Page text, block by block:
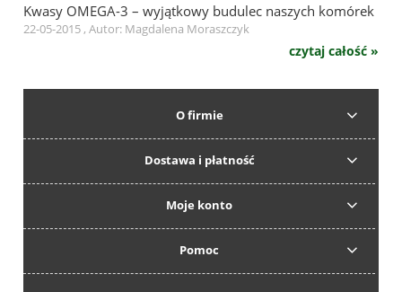
Kwasy OMEGA-3 – wyjątkowy budulec naszych komórek
22-05-2015 , Autor: Magdalena Moraszczyk
czytaj całość »
O firmie
Dostawa i płatność
Moje konto
Pomoc